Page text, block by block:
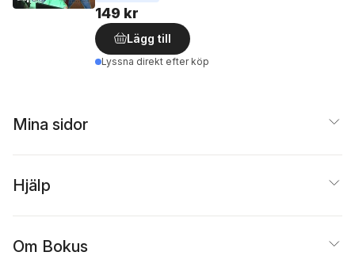
149 kr
Lägg till
Lyssna direkt efter köp
Mina sidor
Hjälp
Om Bokus